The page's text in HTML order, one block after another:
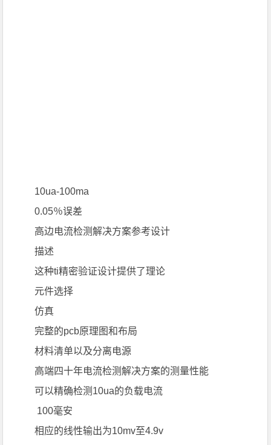
10ua-100ma
0.05％误差
高边电流检测解决方案参考设计
描述
这种ti精密验证设计提供了理论
元件选择
仿真
完整的pcb原理图和布局
材料清单以及分离电源
高端四十年电流检测解决方案的测量性能
可以精确检测10ua的负载电流
100毫安
相应的线性输出为10mv至4.9v